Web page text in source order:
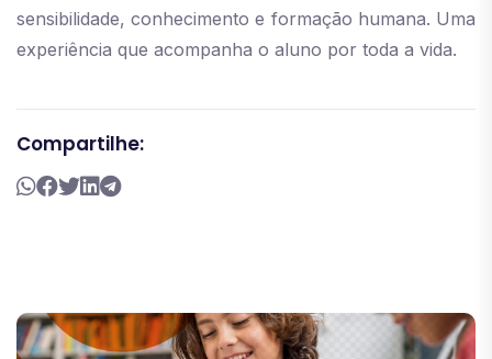
sensibilidade, conhecimento e formação humana. Uma
experiência que acompanha o aluno por toda a vida.
Compartilhe: